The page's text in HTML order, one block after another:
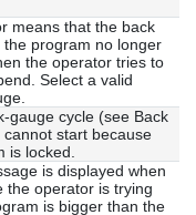
means that the back
the program no longer
the operator tries to
Select a valid
gauge cycle (see Back
cannot start because
is locked.
is displayed when
the operator is trying
is bigger than the